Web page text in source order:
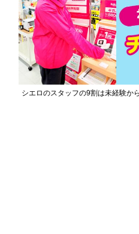
シエロのスタッフの9割は未経験か